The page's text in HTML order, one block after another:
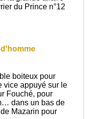
du Prince n°12
boiteux pour
vice appuyé sur le
Fouché, pour
dans un bas de
Mazarin pour